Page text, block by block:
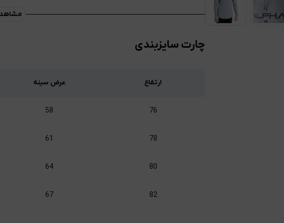
چارت سایزبندی
ارتفاع عرض سینه
76
58
78
61
80
64
82
67